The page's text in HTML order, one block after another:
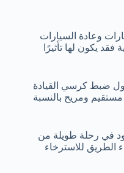
وعادة السيارات
فقد يكون لها تأثيرًا
ضبط كرسي القيادة
ومريح بالنسبة
في رحلة طويلة من
الطريق للاسترخاء